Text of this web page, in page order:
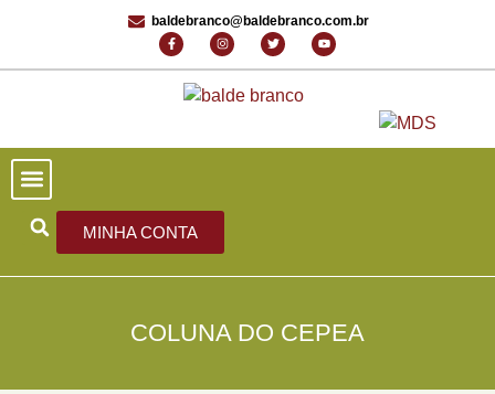
baldebranco@baldebranco.com.br
MINHA CONTA
COLUNA DO CEPEA